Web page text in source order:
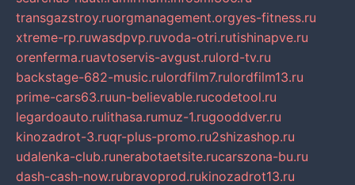
transgazstroy.ruorgmanagement.orgyes-fitness.ru
xtreme-rp.ruwasdpvp.ruvoda-otri.rutishinapve.ru
orenferma.ruavtoservis-avgust.rulord-tv.ru
backstage-682-music.rulordfilm7.rulordfilm13.ru
prime-cars63.ruun-believable.rucodetool.ru
legardoauto.rulithasa.rumuz-1.rugooddver.ru
kinozadrot-3.ruqr-plus-promo.ru2shizashop.ru
udalenka-club.runerabotaetsite.rucarszona-bu.ru
dash-cash-now.rubravoprod.rukinozadrot13.ru